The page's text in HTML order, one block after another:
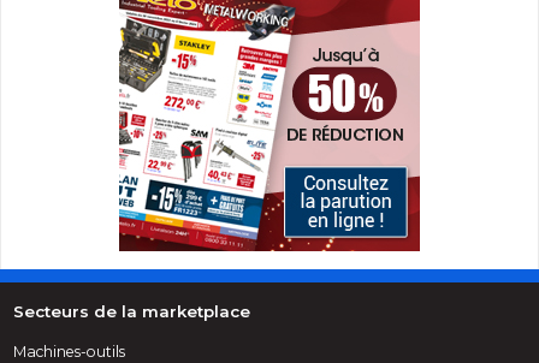
Secteurs de la marketplace
Machines-outils